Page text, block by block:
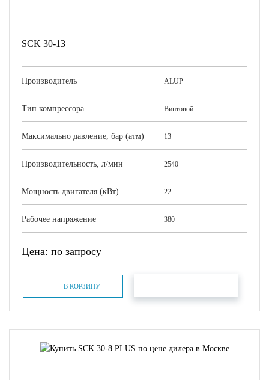
SCK 30-13
Производитель ALUP
Тип компрессора Винтовой
Максимально давление, бар (атм) 13
Производительность, л/мин 2540
Мощность двигателя (кВт) 22
Рабочее напряжение 380
Цена: по запросу
В КОРЗИНУ